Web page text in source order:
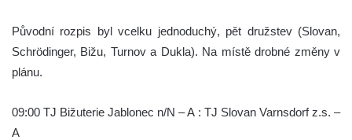
Původní rozpis byl vcelku jednoduchý, pět družstev (Slovan,
Schrödinger, Bižu, Turnov a Dukla). Na místě drobné změny v
plánu.
09:00 TJ Bižuterie Jablonec n/N – A : TJ Slovan Varnsdorf z.s. –
A